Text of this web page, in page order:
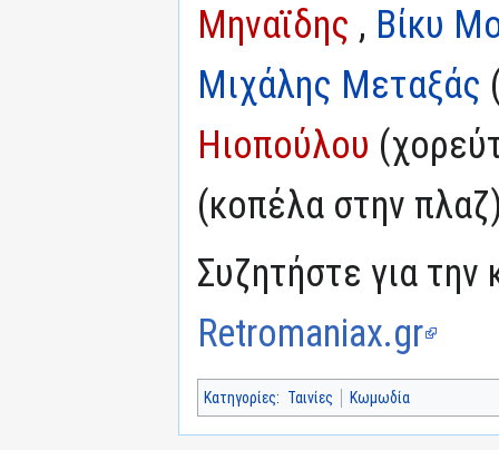
Μηναϊδης , Βίκυ
Μιχάλης Μεταξάς
Ηιοπούλου
(κοπέλα στην
Συζητήστε για την
Retromaniax.gr
Κατηγορίες: Ταινίες Κωμωδία